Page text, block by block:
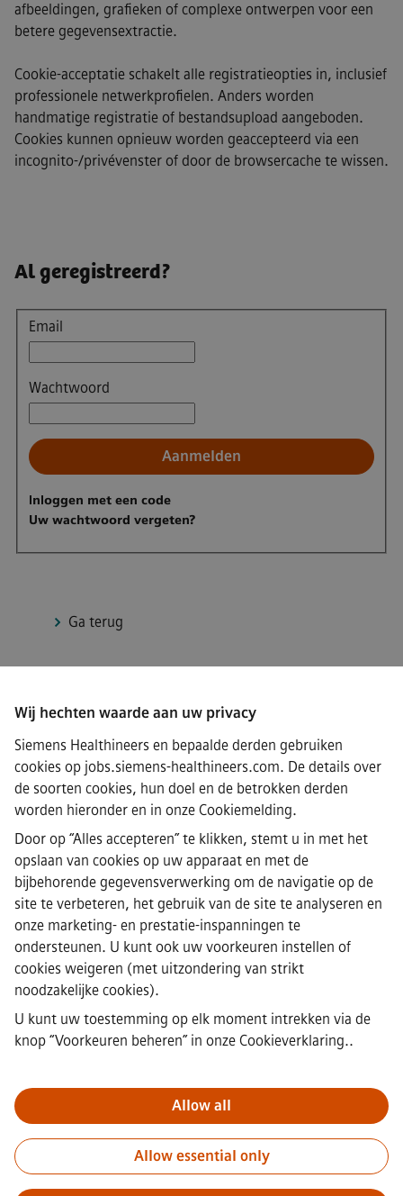
Wij hechten waarde aan uw privacy
Siemens Healthineers en bepaalde derden gebruiken
cookies op jobs.siemens-healthineers.com. De details over
de soorten cookies, hun doel en de betrokken derden
worden hieronder en in onze Cookiemelding.
Door op “Alles accepteren” te klikken, stemt u in met het
opslaan van cookies op uw apparaat en met de
bijbehorende gegevensverwerking om de navigatie op de
site te verbeteren, het gebruik van de site te analyseren en
onze marketing- en prestatie-inspanningen te
ondersteunen. U kunt ook uw voorkeuren instellen of
cookies weigeren (met uitzondering van strikt
noodzakelijke cookies).
U kunt uw toestemming op elk moment intrekken via de
knop “Voorkeuren beheren” in onze Cookieverklaring..
Allow all
Allow essential only
Al geregistreerd?
Aanmelden
Email
Wachtwoord
Aanmelden
Inloggen met een code
Uw wachtwoord vergeten?
afbeeldingen, grafieken of complexe ontwerpen voor een
betere gegevensextractie.
Cookie-acceptatie schakelt alle registratieopties in, inclusief
professionele netwerkprofielen. Anders worden
handmatige registratie of bestandsupload aangeboden.
Cookies kunnen opnieuw worden geaccepteerd via een
incognito-/privévenster of door de browsercache te wissen.
Ga terug
Connect
Veelgestelde vragen
·
Bedrijfsinformatie
·
Privacyverklaring
·
Cookieverklaring
·
Digitale ID
·
Belangrijk:
bij Siemens zullen wij je nooit vragen om bankgegevens
Ontvang je een e-mail die lijkt te komen van een recruiter van
Siemens? Open geen bijlagen tenzij je zeker weet dat je wordt